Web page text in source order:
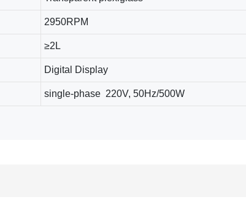
2950RPM
≥2L
Digital Display
single-phase 220V, 50Hz/500W